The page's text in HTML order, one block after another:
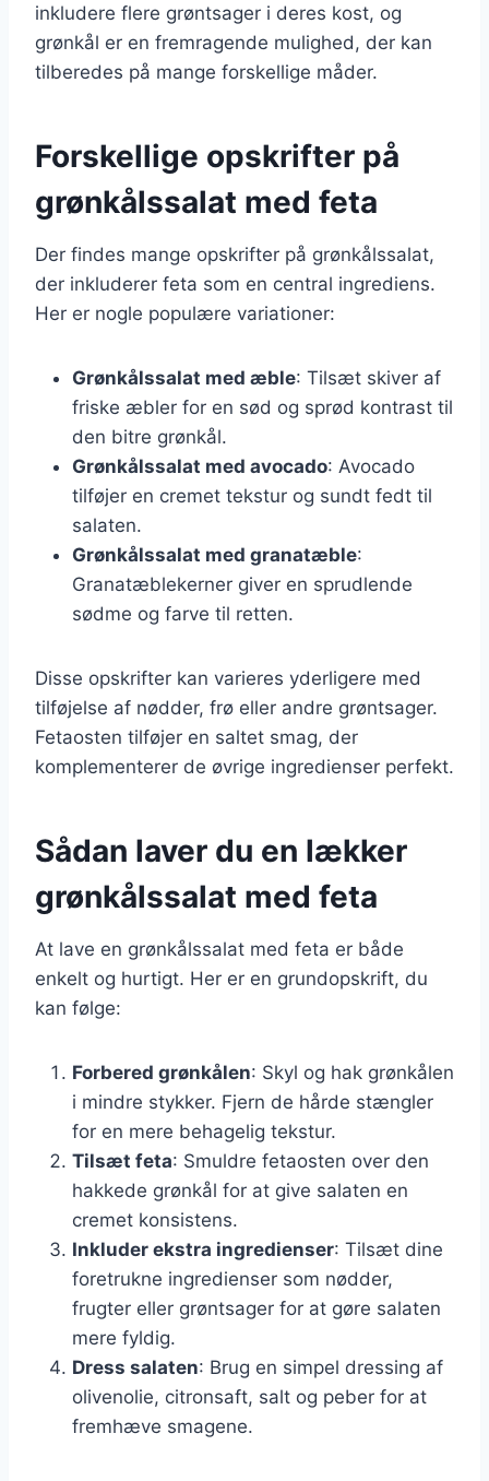
inkludere flere grøntsager i deres kost, og
grønkål er en fremragende mulighed, der kan
tilberedes på mange forskellige måder.
Forskellige opskrifter på
grønkålssalat med feta
Der findes mange opskrifter på grønkålssalat,
der inkluderer feta som en central ingrediens.
Her er nogle populære variationer:
Grønkålssalat med æble: Tilsæt skiver af
friske æbler for en sød og sprød kontrast til
den bitre grønkål.
Grønkålssalat med avocado: Avocado
tilføjer en cremet tekstur og sundt fedt til
salaten.
Grønkålssalat med granatæble:
Granatæblekerner giver en sprudlende
sødme og farve til retten.
Disse opskrifter kan varieres yderligere med
tilføjelse af nødder, frø eller andre grøntsager.
Fetaosten tilføjer en saltet smag, der
komplementerer de øvrige ingredienser perfekt.
Sådan laver du en lækker
grønkålssalat med feta
At lave en grønkålssalat med feta er både
enkelt og hurtigt. Her er en grundopskrift, du
kan følge:
Forbered grønkålen: Skyl og hak grønkålen
i mindre stykker. Fjern de hårde stængler
for en mere behagelig tekstur.
Tilsæt feta: Smuldre fetaosten over den
hakkede grønkål for at give salaten en
cremet konsistens.
Inkluder ekstra ingredienser: Tilsæt dine
foretrukne ingredienser som nødder,
frugter eller grøntsager for at gøre salaten
mere fyldig.
Dress salaten: Brug en simpel dressing af
olivenolie, citronsaft, salt og peber for at
fremhæve smagene.